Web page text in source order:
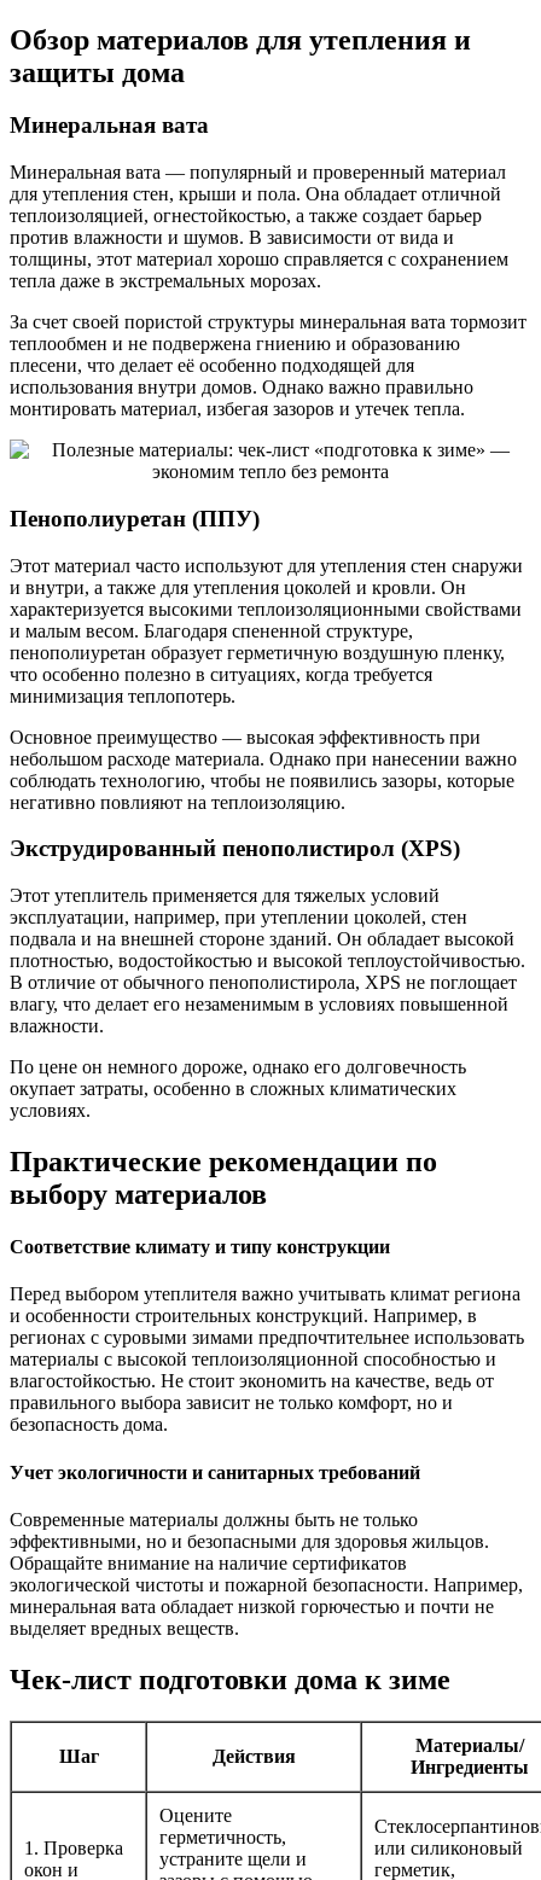
Обзор материалов для утепления и
защиты дома
Минеральная вата
Минеральная вата — популярный и проверенный материал
для утепления стен, крыши и пола. Она обладает отличной
теплоизоляцией, огнестойкостью, а также создает барьер
против влажности и шумов. В зависимости от вида и
толщины, этот материал хорошо справляется с сохранением
тепла даже в экстремальных морозах.
За счет своей пористой структуры минеральная вата тормозит
теплообмен и не подвержена гниению и образованию
плесени, что делает её особенно подходящей для
использования внутри домов. Однако важно правильно
монтировать материал, избегая зазоров и утечек тепла.
Пенополиуретан (ППУ)
Этот материал часто используют для утепления стен снаружи
и внутри, а также для утепления цоколей и кровли. Он
характеризуется высокими теплоизоляционными свойствами
и малым весом. Благодаря спененной структуре,
пенополиуретан образует герметичную воздушную пленку,
что особенно полезно в ситуациях, когда требуется
минимизация теплопотерь.
Основное преимущество — высокая эффективность при
небольшом расходе материала. Однако при нанесении важно
соблюдать технологию, чтобы не появились зазоры, которые
негативно повлияют на теплоизоляцию.
Экструдированный пенополистирол (XPS)
Этот утеплитель применяется для тяжелых условий
эксплуатации, например, при утеплении цоколей, стен
подвала и на внешней стороне зданий. Он обладает высокой
плотностью, водостойкостью и высокой теплоустойчивостью.
В отличие от обычного пенополистирола, XPS не поглощает
влагу, что делает его незаменимым в условиях повышенной
влажности.
По цене он немного дороже, однако его долговечность
окупает затраты, особенно в сложных климатических
условиях.
Практические рекомендации по
выбору материалов
Соответствие климату и типу конструкции
Перед выбором утеплителя важно учитывать климат региона
и особенности строительных конструкций. Например, в
регионах с суровыми зимами предпочтительнее использовать
материалы с высокой теплоизоляционной способностью и
влагостойкостью. Не стоит экономить на качестве, ведь от
правильного выбора зависит не только комфорт, но и
безопасность дома.
Учет экологичности и санитарных требований
Современные материалы должны быть не только
эффективными, но и безопасными для здоровья жильцов.
Обращайте внимание на наличие сертификатов
экологической чистоты и пожарной безопасности. Например,
минеральная вата обладает низкой горючестью и почти не
выделяет вредных веществ.
Чек-лист подготовки дома к зиме
Шаг Действия
Материалы/
Ингредиенты
1. Проверка
окон и
Оцените
герметичность,
устраните щели и
или силиконовый
герметик,